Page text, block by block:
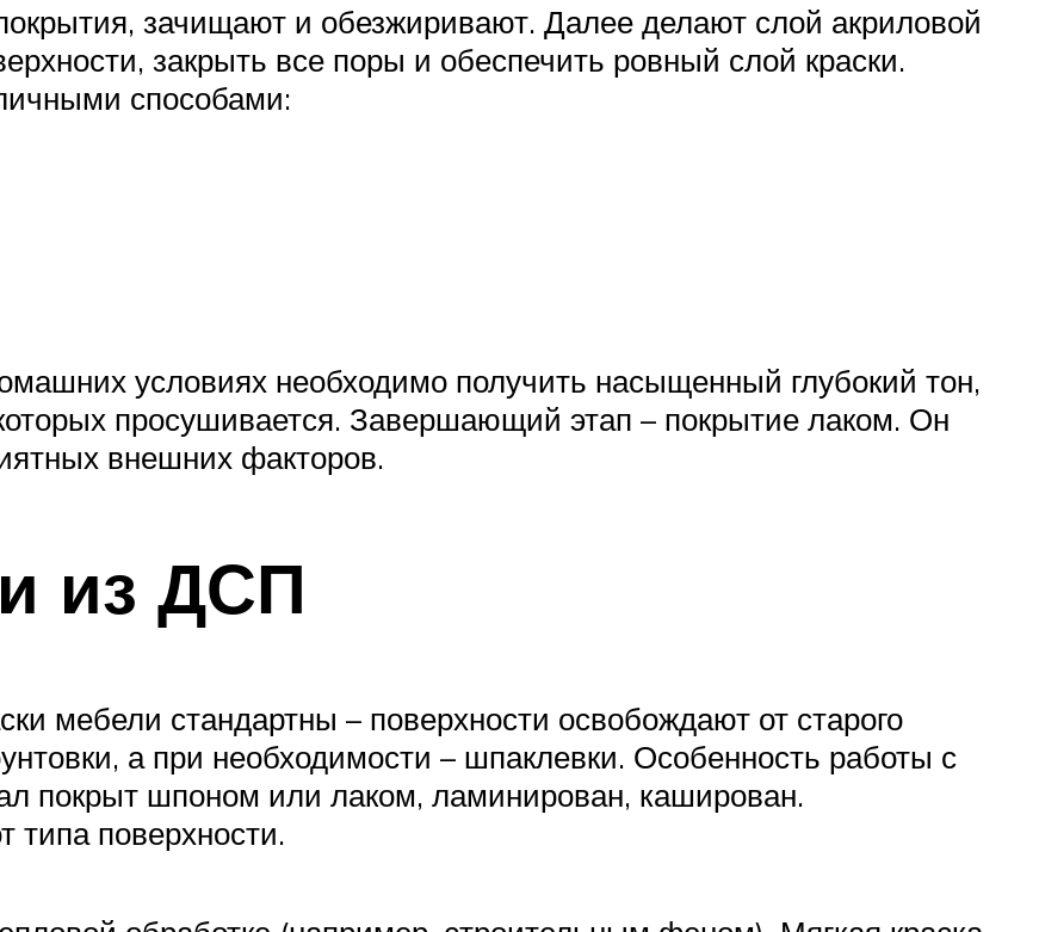
зачищают и обезжиривают. Далее делают слой акриловой
закрыть все поры и обеспечить ровный слой краски.
способами:
условиях необходимо получить насыщенный глубокий тон,
просушивается. Завершающий этап – покрытие лаком. Он
внешних факторов.
из ДСП
мебели стандартны – поверхности освобождают от старого
а при необходимости – шпаклевки. Особенность работы с
покрыт шпоном или лаком, ламинирован, каширован.
типа поверхности.